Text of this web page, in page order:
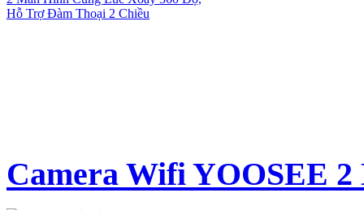
Camera Wifi YOOSEE